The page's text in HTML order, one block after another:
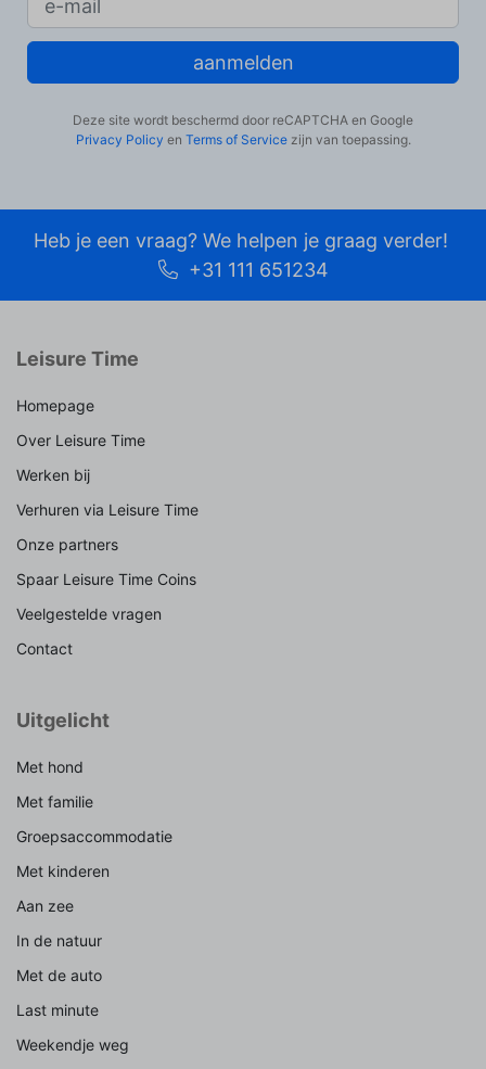
aanmelden
Deze site wordt beschermd door reCAPTCHA en Google
Privacy Policy en Terms of Servicezijn van toepassing.
Heb je een vraag? We helpen je graag verder!
+31 111 651234
Leisure Time
Homepage
Over Leisure Time
Werken bij
Verhuren via Leisure Time
Onze partners
Spaar Leisure Time Coins
Veelgestelde vragen
Contact
Uitgelicht
Met hond
Met familie
Groepsaccommodatie
Met kinderen
Aan zee
In de natuur
Met de auto
Last minute
Weekendje weg